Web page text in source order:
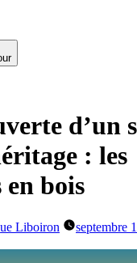
d’un
: les
en bois
Liboiron septembre